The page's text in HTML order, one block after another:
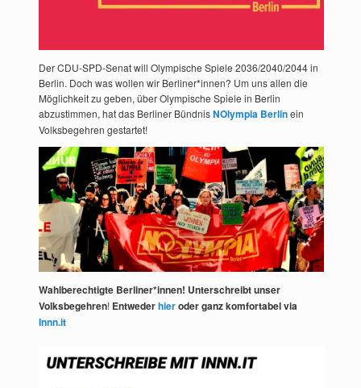
Der CDU-SPD-Senat will Olympische Spiele 2036/2040/2044 in
Berlin. Doch was wollen wir Berliner*innen? Um uns allen die
Möglichkeit zu geben, über Olympische Spiele in Berlin
abzustimmen, hat das Berliner BündnisNOlympia Berlinein
Volksbegehren gestartet!
Wahlberechtigte Berliner*innen! Unterschreibt unser
Volksbegehren! Entwederhieroder ganz komfortabel via
Innn.it